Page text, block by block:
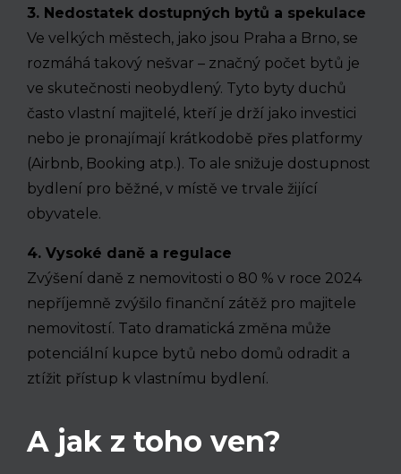
3. Nedostatek dostupných bytů a spekulace
Ve velkých městech, jako jsou Praha a Brno, se
rozmáhá takový nešvar – značný počet bytů je
ve skutečnosti neobydlený. Tyto byty duchů
často vlastní majitelé, kteří je drží jako investici
nebo je pronajímají krátkodobě přes platformy
(Airbnb, Booking atp.). To ale snižuje dostupnost
bydlení pro běžné, v místě ve trvale žijící
obyvatele.
4. Vysoké daně a regulace
Zvýšení daně z nemovitosti o 80 % v roce 2024
nepříjemně zvýšilo finanční zátěž pro majitele
nemovitostí. Tato dramatická změna může
potenciální kupce bytů nebo domů odradit a
ztížit přístup k vlastnímu bydlení.
A jak z toho ven?